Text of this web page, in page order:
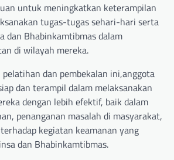
untuk meningkatkan keterampilan
tugas-tugas sehari-hari serta
dan Bhabinkamtibmas dalam
di wilayah mereka.
dan pembekalan ini,anggota
dan terampil dalam melaksanakan
dengan lebih efektif, baik dalam
penanganan masalah di masyarakat,
kegiatan keamanan yang
dan Bhabinkamtibmas.